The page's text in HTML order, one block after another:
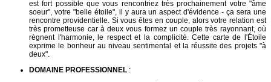
est fort possible que vous rencontriez très prochainement votre "âme
soeur", votre "belle étoile", il y aura un aspect d'évidence - ça sera une
rencontre providentielle. Si vous êtes en couple, alors votre relation est
très prometteuse car à deux vous formez un couple très rayonnant, où
règnent l'harmonie, le respect et la complicité. Cette carte de l'Étoile
exprime le bonheur au niveau sentimental et la réussite des projets "à
deux".
DOMAINE PROFESSIONNEL :